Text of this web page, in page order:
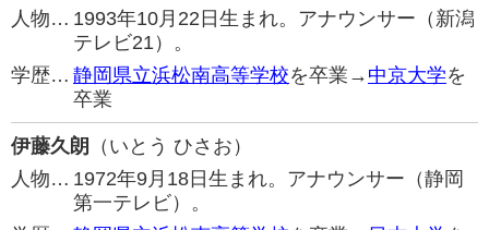
人物… 1993年10月22日生まれ。アナウンサー（新潟
テレビ21）。
学歴… 静岡県立浜松南高等学校を卒業→ 中京大学を
卒業
伊藤久朗
（いとう ひさお）
人物… 1972年9月18日生まれ。アナウンサー（静岡
第一テレビ）。